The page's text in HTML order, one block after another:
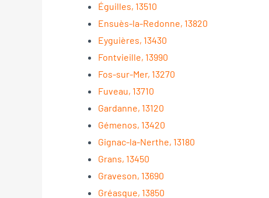
Éguilles, 13510
Ensuès-la-Redonne, 13820
Eyguières, 13430
Fontvieille, 13990
Fos-sur-Mer, 13270
Fuveau, 13710
Gardanne, 13120
Gémenos, 13420
Gignac-la-Nerthe, 13180
Grans, 13450
Graveson, 13690
Gréasque, 13850